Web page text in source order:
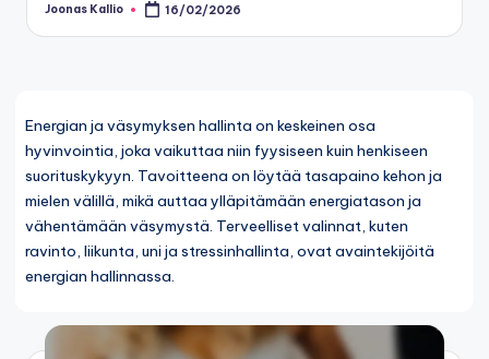
Posted
Joonas Kallio 16/02/2026
Energian ja väsymyksen hallinta on keskeinen osa
hyvinvointia, joka vaikuttaa niin fyysiseen kuin henkiseen
suorituskykyyn. Tavoitteena on löytää tasapaino kehon ja
mielen välillä, mikä auttaa ylläpitämään energiatason ja
vähentämään väsymystä. Terveelliset valinnat, kuten
ravinto, liikunta, uni ja stressinhallinta, ovat avaintekijöitä
energian hallinnassa.